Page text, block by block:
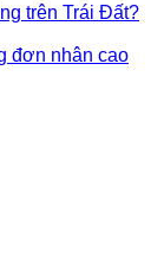
trên Trái Đất?
đơn nhân cao